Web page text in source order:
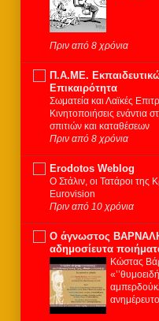
Πριν από 8 χρόνια
Π.Α.ΜΕ.
Επικαιρότητα
Σωματεία και Λαϊκές
Κινητοποιήσεις ενάντια
σπιτιών και καταθέσεων
Πριν από 8 χρόνια
Erodotos Weblog
Ο Στάλιν, οι Τατάροι της
Eurovision
Πριν από 10 χρόνια
Ο άγνωστος
αδημοσίευτα
Κώστας